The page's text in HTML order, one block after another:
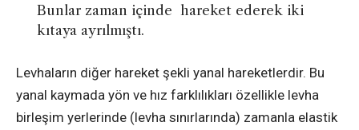
Bunlar zaman içinde hareket ederek iki
kıtaya ayrılmıştı.
Levhaların diğer hareket şekli yanal hareketlerdir. Bu
yanal kaymada yön ve hız farklılıkları özellikle levha
birleşim yerlerinde (levha sınırlarında) zamanla elastik